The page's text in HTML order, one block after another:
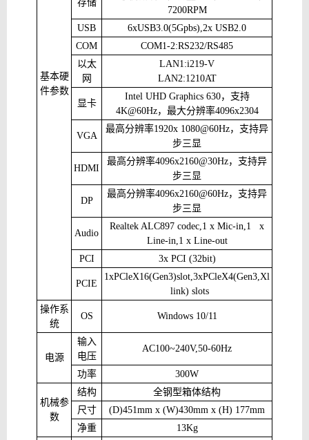
基本硬
件参数
存储
7200RPM
USB
6xUSB3.0(5Gpbs),2x USB2.0
COM
COM1-2:RS232/RS485
以太
网
LAN1:i219-V
LAN2:1210AT
显卡
Intel UHD Graphics 630，支持
4K@60Hz，最大分辨率4096x2304
VGA
最高分辨率1920x 1080@60Hz，支持异
步三显
HDMI
最高分辨率4096x2160@30Hz，支持异
步三显
DP
最高分辨率4096x2160@60Hz，支持异
步三显
Audio
Realtek ALC897 codec,1 x Mic-in,1 x
Line-in,1 x Line-out
PCI
3x PCI (32bit)
PCIE
1xPCleX16(Gen3)slot,3xPCleX4(Gen3,Xl
link) slots
操作系
统
OS Windows 10/11
电源
输入
电压
AC100~240V,50-60Hz
功率 300W
机械参
数
结构
全钢型箱体结构
尺寸
(D)451mm x (W)430mm x (H) 177mm
净重
13Kg